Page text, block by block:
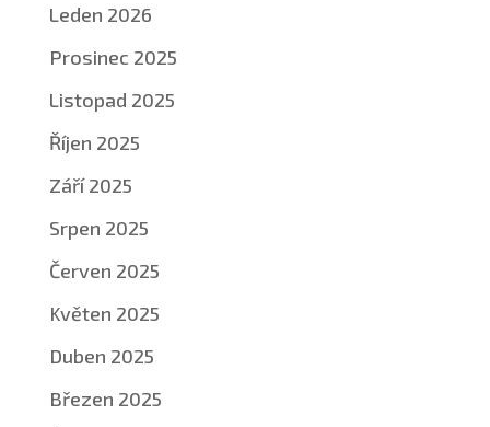
Leden 2026
Prosinec 2025
Listopad 2025
Říjen 2025
Září 2025
Srpen 2025
Červen 2025
Květen 2025
Duben 2025
Březen 2025